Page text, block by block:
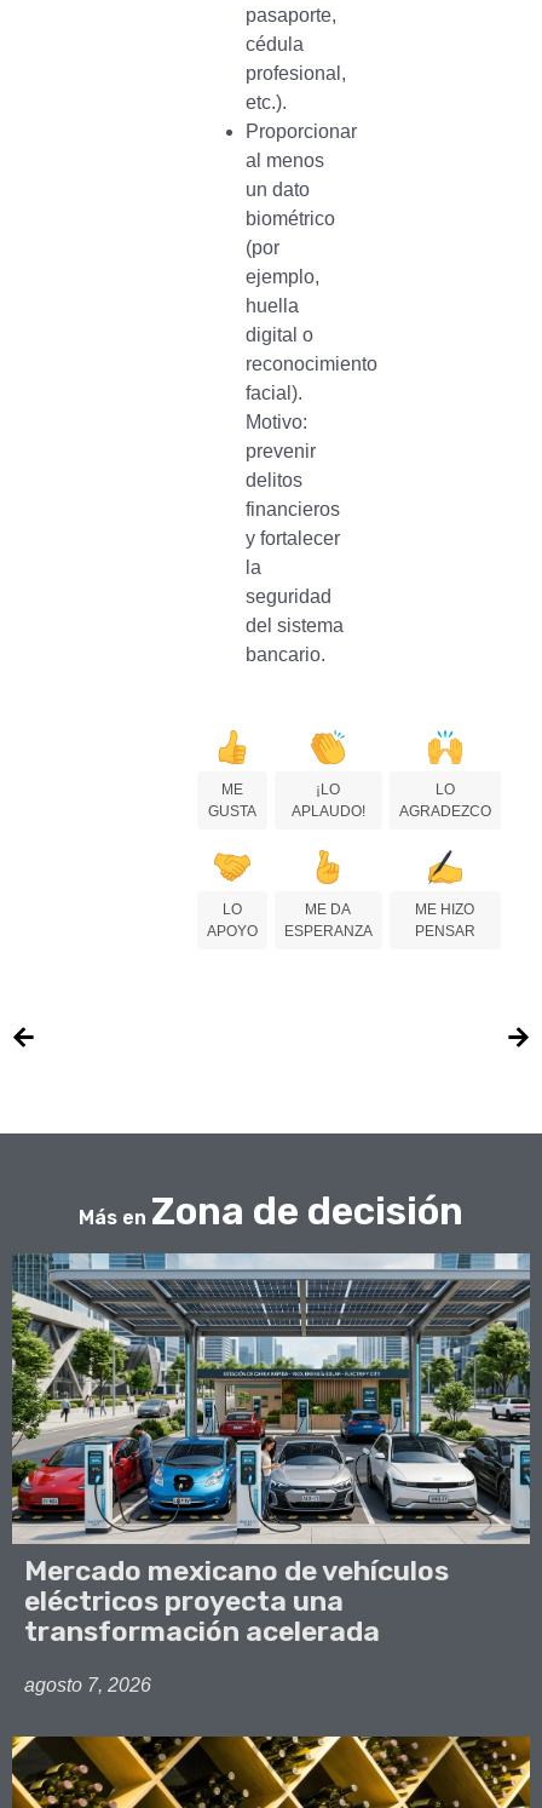
pasaporte,
cédula
profesional,
etc.).
Proporcionar
al menos
un dato
biométrico
(por
ejemplo,
huella
digital o
reconocimiento
facial).
Motivo:
prevenir
delitos
financieros
y fortalecer
la
seguridad
del sistema
bancario.
ME
GUSTA
¡LO
APLAUDO!
LO
AGRADEZCO
LO
APOYO
ME DA
ESPERANZA
ME HIZO
PENSAR
Más en Zona de decisión
Mercado mexicano de vehículos
eléctricos proyecta una
transformación acelerada
agosto 7, 2026